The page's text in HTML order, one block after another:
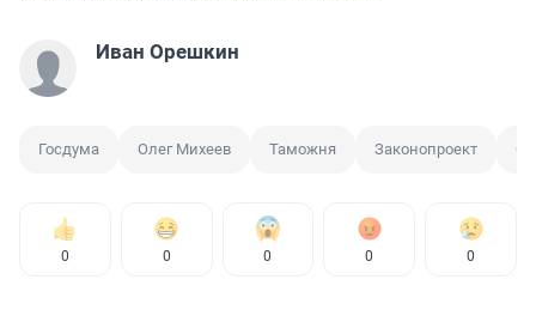
Иван Орешкин
Госдума Олег Михеев Таможня Законопроект
0 0 0 0 0